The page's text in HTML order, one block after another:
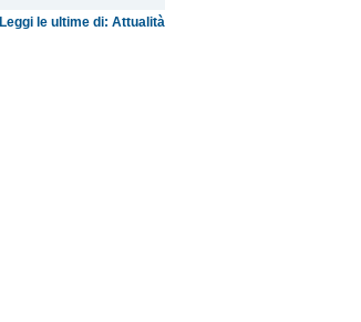
Leggi le ultime di: Attualità